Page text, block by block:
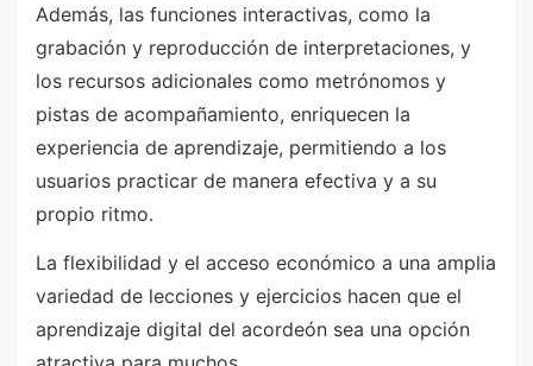
Además, las funciones interactivas, como la
grabación y reproducción de interpretaciones, y
los recursos adicionales como metrónomos y
pistas de acompañamiento, enriquecen la
experiencia de aprendizaje, permitiendo a los
usuarios practicar de manera efectiva y a su
propio ritmo.
La flexibilidad y el acceso económico a una amplia
variedad de lecciones y ejercicios hacen que el
aprendizaje digital del acordeón sea una opción